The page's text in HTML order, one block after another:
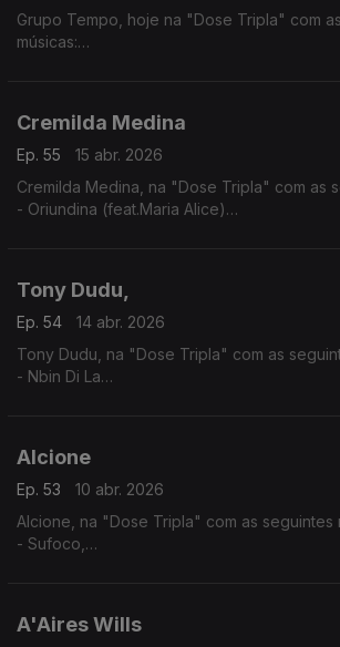
Grupo Tempo, hoje na "Dose Tripla" com
músicas:
Cremilda Medina
Ep. 55
15 abr. 2026
Cremilda Medina, na "Dose Tripla" com as
- Oriundina (feat.Maria Alice)
Tony Dudu,
Ep. 54
14 abr. 2026
Tony Dudu, na "Dose Tripla" com as
- Nbin Di La
Alcione
Ep. 53
10 abr. 2026
Alcione, na "Dose Tripla" com as seguintes
- Sufoco,
A'Aires Wills